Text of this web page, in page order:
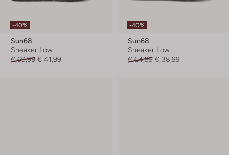
-40%
Sun68
Sneaker Low
€ 69,99 € 41,99
-40%
Sun68
Sneaker Low
€ 64,99 € 38,99